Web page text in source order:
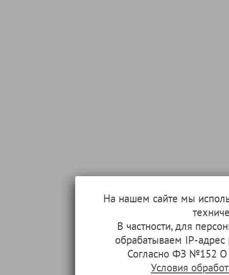
На нашем сайте мы
В частности, для
обрабатываем IP-
Согласно ФЗ №152 О
Условия